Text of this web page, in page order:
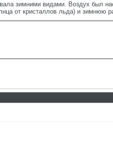
зимними видами. Воздух был
от кристаллов льда) и зимнюю